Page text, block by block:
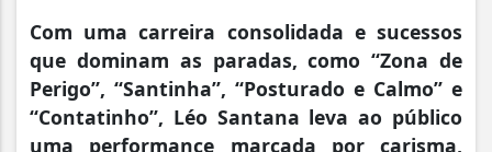
Com uma carreira consolidada e sucessos
que dominam as paradas, como “Zona de
Perigo”, “Santinha”, “Posturado e Calmo” e
“Contatinho”, Léo Santana leva ao público
uma performance marcada por carisma,